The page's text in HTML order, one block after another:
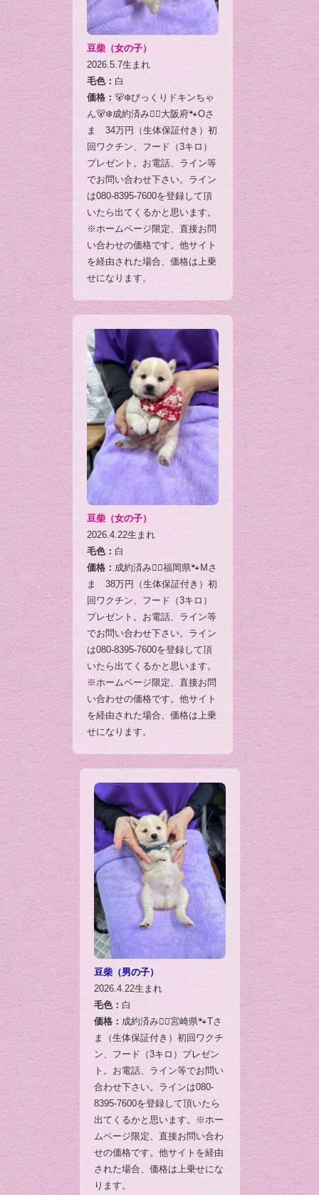
豆柴（女の子）
2026.5.7生まれ
毛色： 白
価格： 🐻‍❄️びっくりドキンちゃ
ん🐻‍❄️成約済み🙇‍♂️大阪府🐾Oさ
ま 34万円（生体保証付き）初
回ワクチン、フード（3キロ）
プレゼント。お電話、ライン等
でお問い合わせ下さい。ライン
は080-8395-7600を登録して頂
いたら出てくるかと思います。
※ホームページ限定、直接お問
い合わせの価格です。他サイト
を経由された場合、価格は上乗
せになります。
豆柴（女の子）
2026.4.22生まれ
毛色： 白
価格： 成約済み🙇‍♂️福岡県🐾Mさ
ま 38万円（生体保証付き）初
回ワクチン、フード（3キロ）
プレゼント。お電話、ライン等
でお問い合わせ下さい。ライン
は080-8395-7600を登録して頂
いたら出てくるかと思います。
※ホームページ限定、直接お問
い合わせの価格です。他サイト
を経由された場合、価格は上乗
せになります。
豆柴（男の子）
2026.4.22生まれ
毛色： 白
価格： 成約済み🙇‍♂️宮崎県🐾Tさ
ま（生体保証付き）初回ワクチ
ン、フード（3キロ）プレゼン
ト。お電話、ライン等でお問い
合わせ下さい。ラインは080-
8395-7600を登録して頂いたら
出てくるかと思います。※ホー
ムページ限定、直接お問い合わ
せの価格です。他サイトを経由
された場合、価格は上乗せにな
ります。